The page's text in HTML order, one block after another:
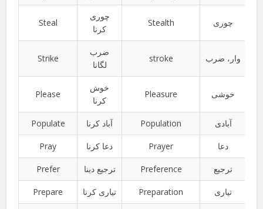
Steal
چوری
کرنا
Stealth چوری
Strike
ضرب
لگانا
stroke وار، ضرب
Please
خوش
کرنا
Pleasure خوشی
Populate آباد کرنا Population آبادی
Pray دعا کرنا Prayer دعا
Prefer ترجیع دینا Preference ترجیع
Prepare تیاری کرنا Preparation تیاری